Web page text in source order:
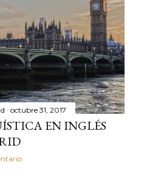
octubre 31, 2017
EN INGLÉS